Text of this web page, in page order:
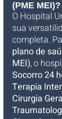
(PME MEI)?
O Hospital
sua
completa.
plano de
MEI), o
Socorro 24
Terapia
Cirurgia